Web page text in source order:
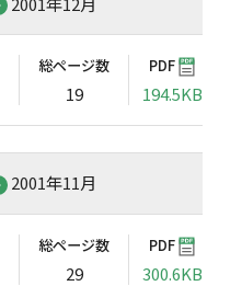
総ページ数
19
PDF
194.5KB
2001年11月
総ページ数
29
PDF
300.6KB